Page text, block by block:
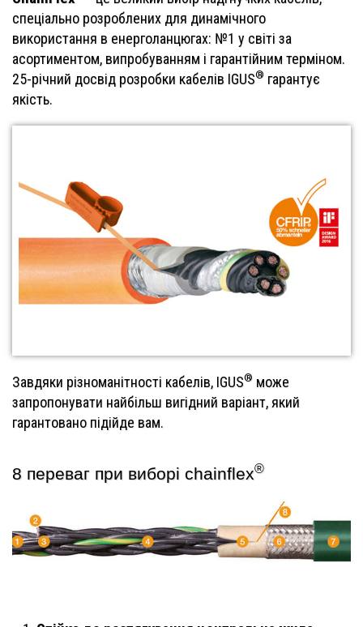
спеціально розроблених для динамічного
використання в енерголанцюгах: №1 у світі за
асортиментом, випробуванням і гарантійним терміном.
25-річний досвід розробки кабелів IGUS® гарантує
якість.
Завдяки різноманітності кабелів, IGUS® може
запропонувати найбільш вигідний варіант, який
гарантовано підійде вам.
8 переваг при виборі chainflex®